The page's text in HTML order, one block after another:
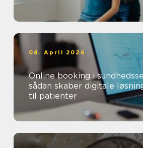
08. April 2026
Online booking i
sådan skaber digitale
til patienter